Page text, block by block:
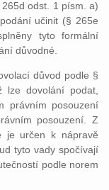
odst. 1 písm. a)
učinit (§ 265e
tyto formální
důvodné.
důvod podle §
dovolání podat,
právním posouzení
posouzení. Z
je určen k nápravě
tyto vady spočívají
podle norem